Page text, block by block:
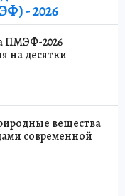
- 2026
ПМЭФ-2026
на десятки
вещества
современной